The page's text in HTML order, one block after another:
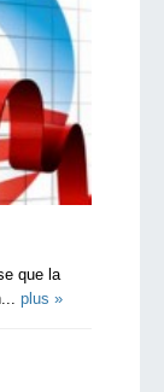
que la
plus »